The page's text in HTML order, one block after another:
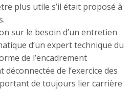
plus utile s’il était proposé à
sur le besoin d’un entretien
d’un expert technique du
de l’encadrement
de l’exercice des
de toujours lier carrière